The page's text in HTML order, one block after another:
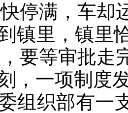
停满，车却
镇里，镇里
要等审批走
，一项制度
组织部有一